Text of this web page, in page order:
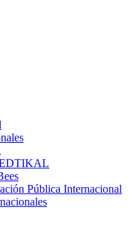
Pública Internacional